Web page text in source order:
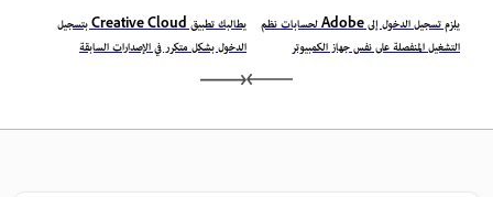
يلزم تسجيل الدخول إلى Adobe لحسابات نظم
التشغيل المنفصلة على نفس جهاز الكمبيوتر
يطالبك تطبيق Creative Cloud بتسجيل
الدخول بشكل متكرر في الإصدارات السابقة